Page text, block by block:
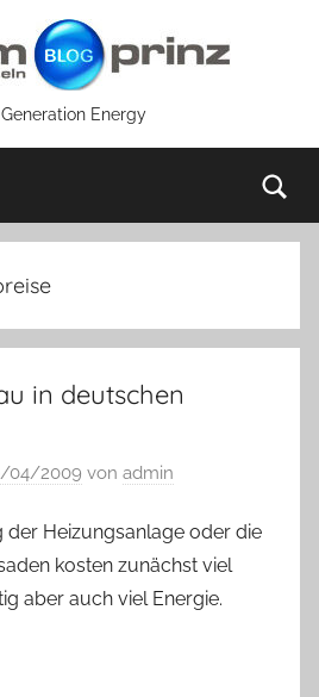
Energy
in deutschen
04/2009 von admin
der Heizungsanlage oder die
kosten zunächst viel
aber auch viel Energie.